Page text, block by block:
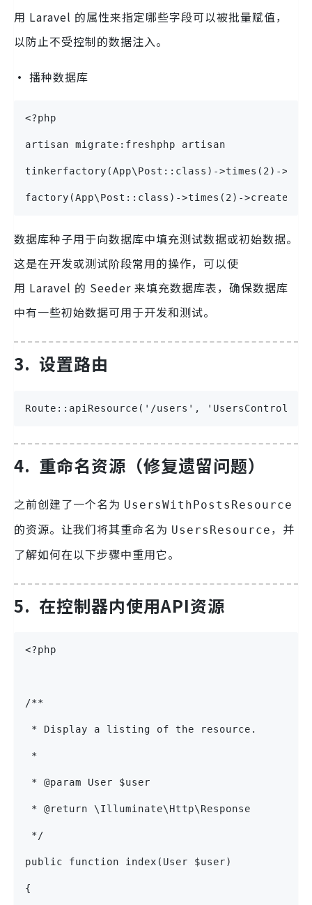
用 Laravel 的属性来指定哪些字段可以被批量赋值，
以防止不受控制的数据注入。
· 播种数据库
<?php
artisan migrate:freshphp artisan
tinkerfactory(App\Post::class)->times(2)-
factory(App\Post::class)->times(2)-
数据库种子用于向数据库中填充测试数据或初始数据。
这是在开发或测试阶段常用的操作，可以使
用 Laravel 的 Seeder 来填充数据库表，确保数据库
中有一些初始数据可用于开发和测试。
3. 设置路由
Route::apiResource('/users',
4. 重命名资源（修复遗留问题）
之前创建了一个名为 UsersWithPostsResource
的资源。让我们将其重命名为 UsersResource ，并
了解如何在以下步骤中重用它。
5. 在控制器内使用API资源
<?php
/**
* Display a listing of the resource.
*
* @param User $user
* @return \Illuminate\Http\Response
*/
public function index(User $user)
{